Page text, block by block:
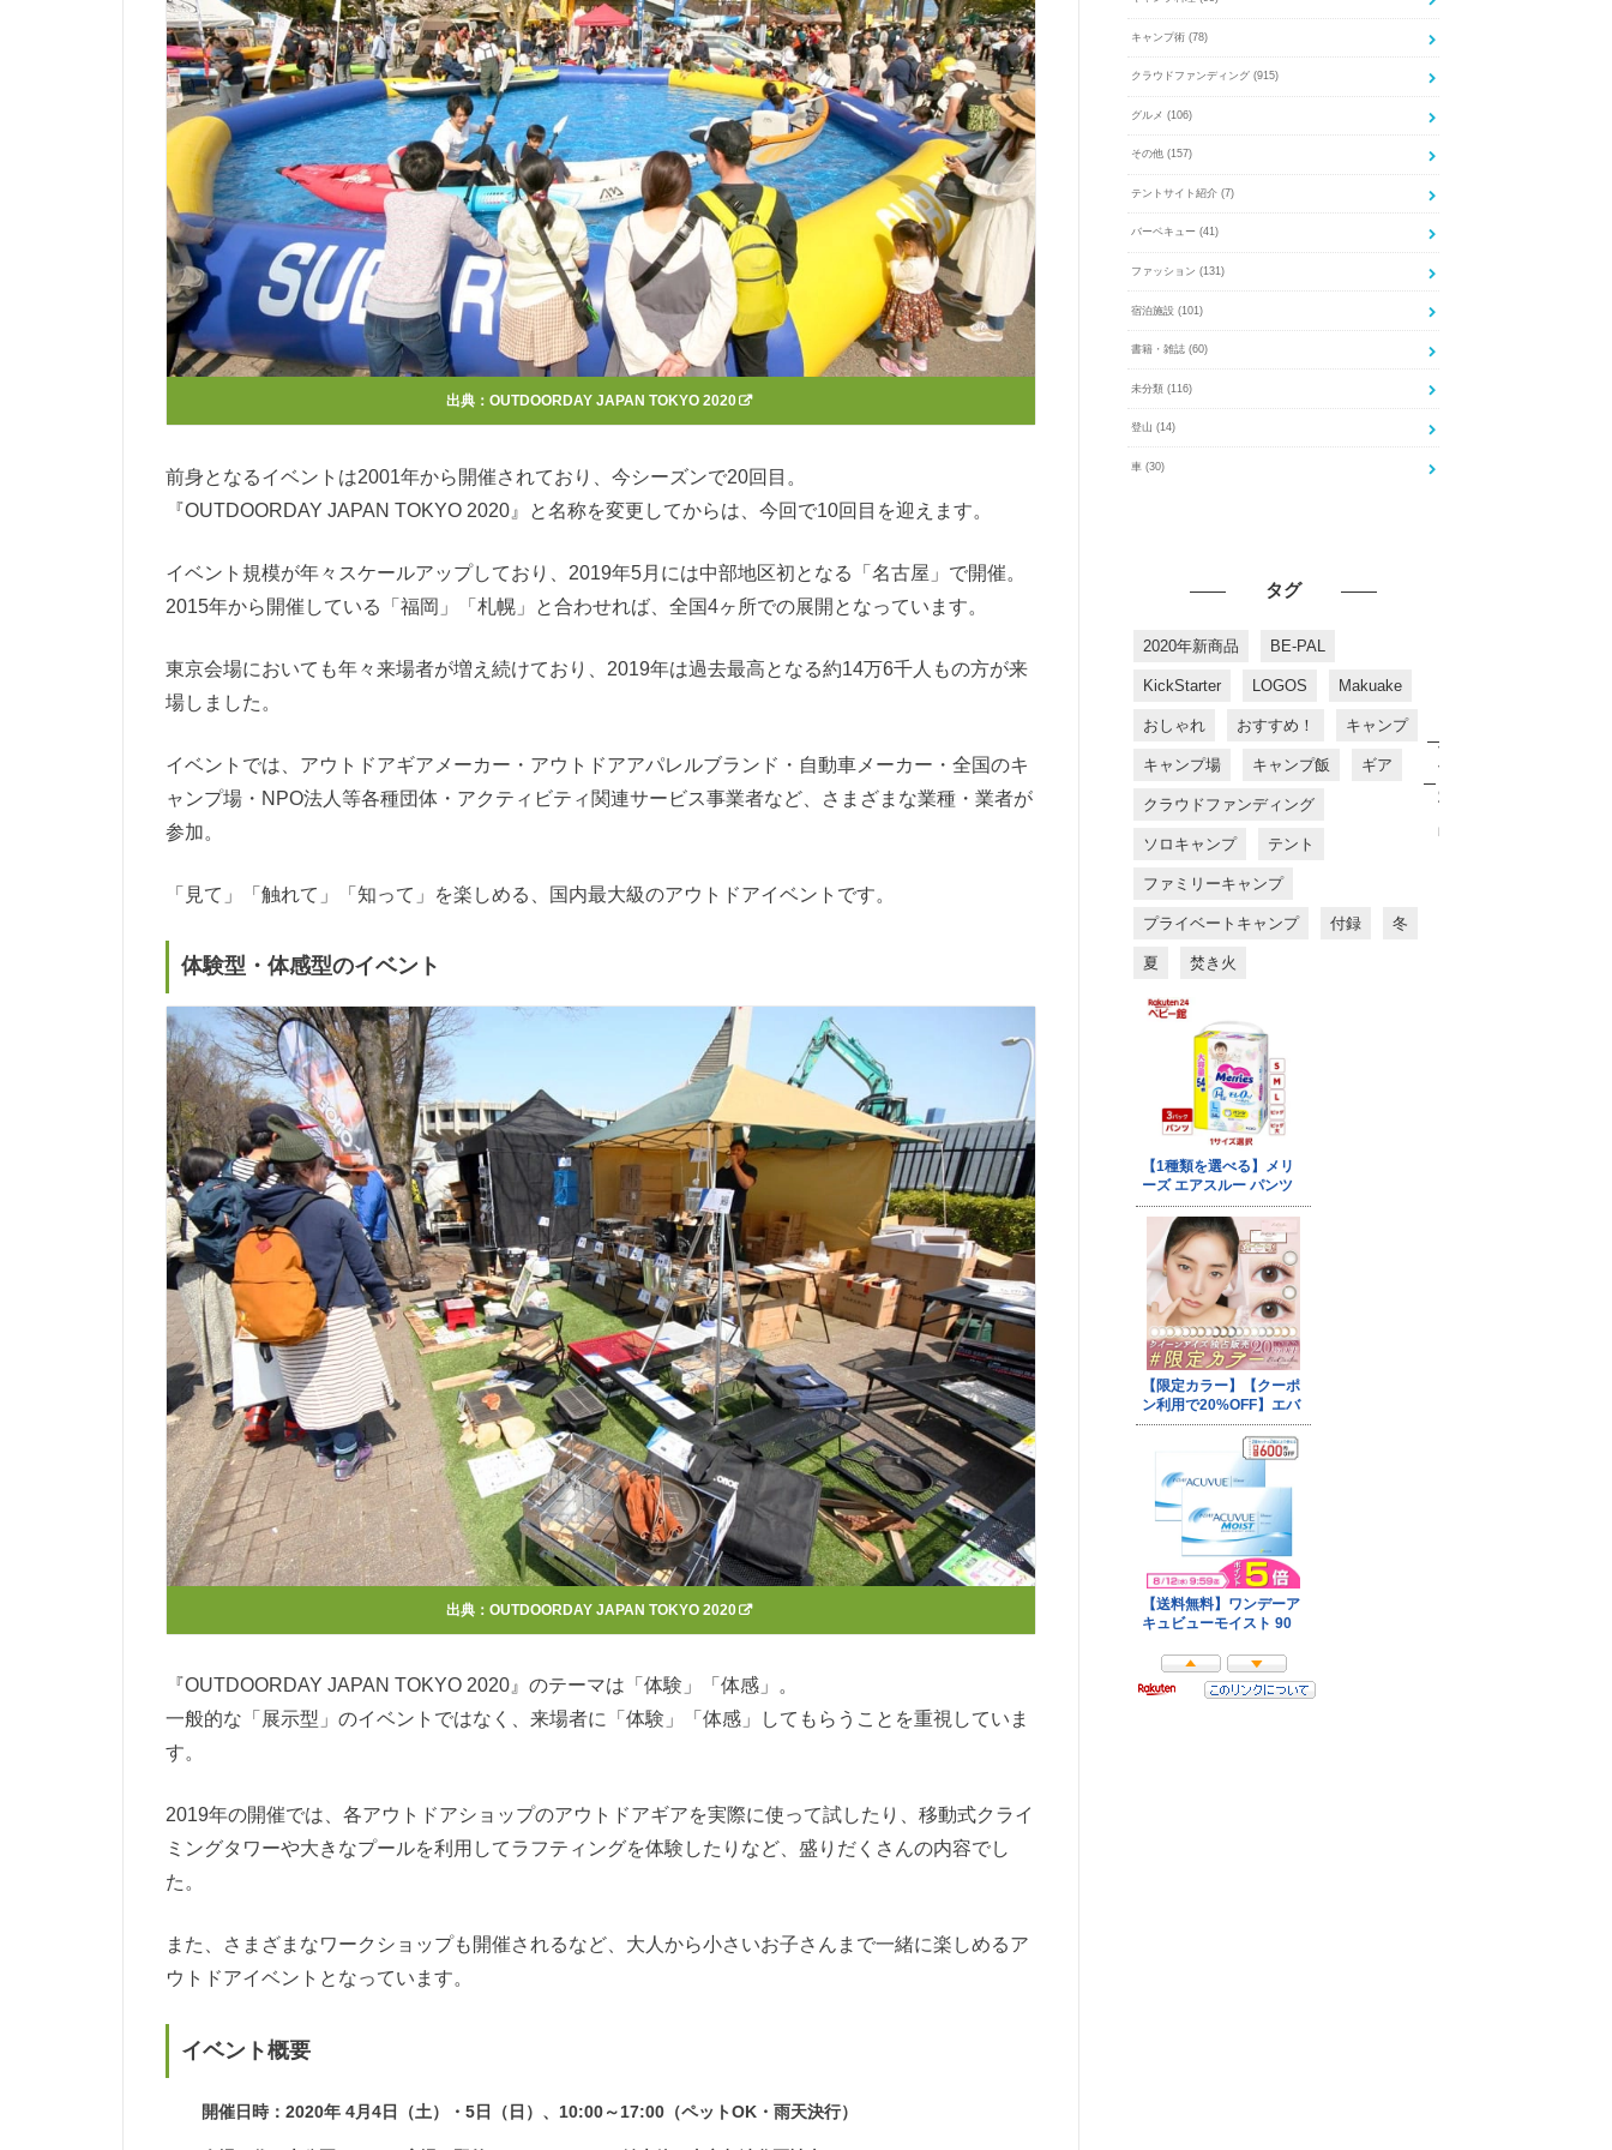
出典：OUTDOORDAY JAPAN TOKYO 2020
前身となるイベントは2001年から開催されており、今シーズンで20回目。
『OUTDOORDAY JAPAN TOKYO 2020』と名称を変更してからは、今回で10回目を迎えます。
イベント規模が年々スケールアップしており、2019年5月には中部地区初となる「名古屋」で開催。
2015年から開催している「福岡」「札幌」と合わせれば、全国4ヶ所での展開となっています。
東京会場においても年々来場者が増え続けており、2019年は過去最高となる約14万6千人もの方が来
場しました。
イベントでは、アウトドアギアメーカー・アウトドアアパレルブランド・自動車メーカー・全国のキ
ャンプ場・NPO法人等各種団体・アクティビティ関連サービス事業者など、さまざまな業種・業者が
参加。
「見て」「触れて」「知って」を楽しめる、国内最大級のアウトドアイベントです。
体験型・体感型のイベント
出典：OUTDOORDAY JAPAN TOKYO 2020
『OUTDOORDAY JAPAN TOKYO 2020』のテーマは「体験」「体感」。
一般的な「展示型」のイベントではなく、来場者に「体験」「体感」してもらうことを重視していま
す。
2019年の開催では、各アウトドアショップのアウトドアギアを実際に使って試したり、移動式クライ
ミングタワーや大きなプールを利用してラフティングを体験したりなど、盛りだくさんの内容でし
た。
また、さまざまなワークショップも開催されるなど、大人から小さいお子さんまで一緒に楽しめるア
ウトドアイベントとなっています。
イベント概要
開催日時：2020年 4月4日（土）・5日（日）、10:00～17:00（ペットOK・雨天決行）
キャンプ術 (78)
クラウドファンディング (915)
グルメ (106)
その他 (157)
テントサイト紹介 (7)
バーベキュー (41)
ファッション (131)
宿泊施設 (101)
書籍・雑誌 (60)
未分類 (116)
登山 (14)
車 (30)
タグ
2020年新商品 BE-PAL
KickStarter LOGOS Makuake
おしゃれ おすすめ！ キャンプ
キャンプ場 キャンプ飯 ギア
クラウドファンディング
ソロキャンプ テント
ファミリーキャンプ
プライベートキャンプ 付録 冬
夏 焚き火
す
す
め
商
品